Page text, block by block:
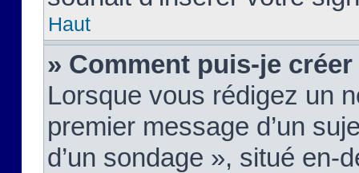
Haut
» Comment puis-je
Lorsque vous rédigez un
premier message d’un
d’un sondage », situé en-